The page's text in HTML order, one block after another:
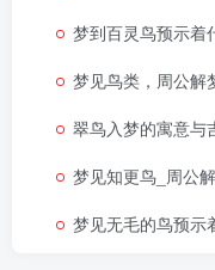
梦到百灵鸟预示着什
梦见鸟类，周公解
翠鸟入梦的寓意与
梦见知更鸟_周公解梦
梦见无毛的鸟预示